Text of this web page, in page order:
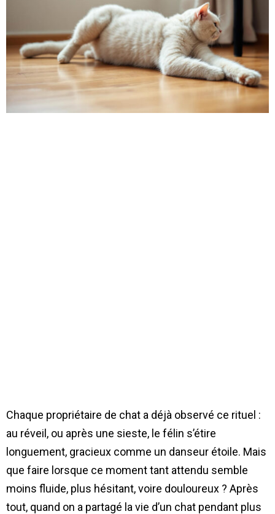
Chaque propriétaire de chat a déjà observé ce rituel :
au réveil, ou après une sieste, le félin s’étire
longuement, gracieux comme un danseur étoile. Mais
que faire lorsque ce moment tant attendu semble
moins fluide, plus hésitant, voire douloureux ? Après
tout, quand on a partagé la vie d’un chat pendant plus